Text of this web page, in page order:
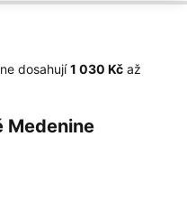
dosahují‎1 030 Kč až
Medenine